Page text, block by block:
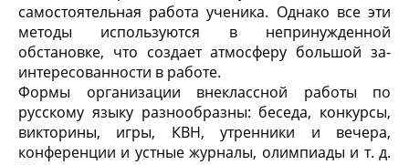
самостоятель­ная работа ученика. Однако все эти
методы используются в не­принужденной
обстановке, что создает атмосферу большой за­
интересованности в работе.
Формы организации внеклассной работы по
русскому язы­ку разнообразны: беседа, конкурсы,
викторины, игры, КВН, утренники и вечера,
конференции и устные журналы, олим­пиады и т. д.